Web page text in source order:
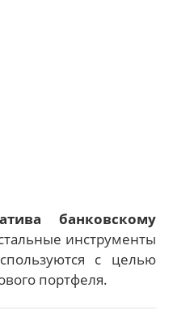
банковскому
инструменты
с целью
портфеля.